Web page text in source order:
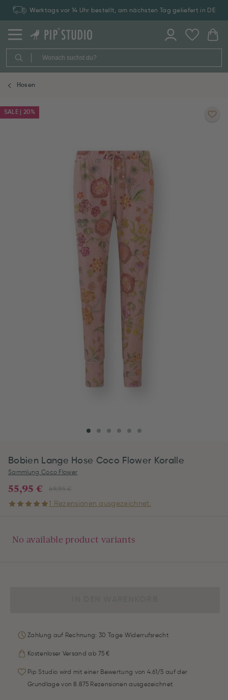
Werktags vor 14 Uhr bestellt, am nächsten Tag geliefert in DE
Hosen
SALE | 20%
Bobien Lange Hose Coco Flower Koralle
Sammlung Coco Flower
69,95 €
55,95 €
1 Rezensionen ausgezeichnet.
No available product variants
Zahlung auf Rechnung: 30 Tage Widerrufsrecht
Kostenloser Versand ab 75 €
Pip Studio wird mit einer Bewertung von 4.61/5 auf der
Grundlage von 8.875 Rezensionen ausgezeichnet